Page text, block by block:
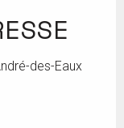
des-Eaux